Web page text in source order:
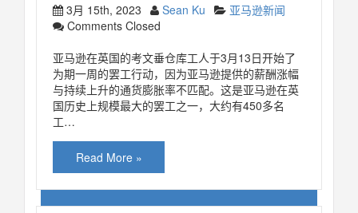
3月 15th, 2023 Sean Ku
亚马逊新闻
Comments Closed
亚马逊在英国的考文垂仓库工人于3月13日开始了
为期一周的罢工行动，因为亚马逊提供的薪酬涨幅
与持续上升的通货膨胀率不匹配。这是亚马逊在英
国历史上规模最大的罢工之一，大约有450多名
工…
Read More »